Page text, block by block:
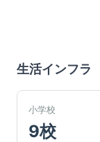
生活インフラ
小学校
9校